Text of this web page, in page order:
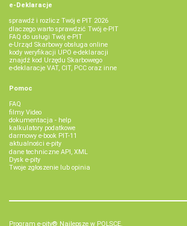
e-Deklaracje
sprawdź i rozlicz Twój e PIT 2026
dlaczego warto sprawdzić Twój e-PIT
FAQ do usługi Twój e-PIT
e-Urząd Skarbowy obsługa online
kody weryfikacji UPO e-deklaracji
znajdź kod Urzędu Skarbowego
e-deklaracje VAT, CIT, PCC oraz inne
Pomoc
FAQ
filmy Video
dokumentacja - help
kalkulatory podatkowe
darmowy e-book PIT-11
aktualności e-pity
dane techniczne API, XML
Dysk e-pity
Twoje zgłoszenie lub opinia
Program e-pity® Najlepsze w POLSCE.